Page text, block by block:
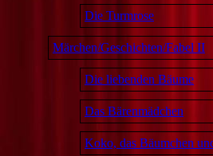
Die Turmrose
Märchen/Geschichten/Fabel II
Die liebenden Bäume
Das Bärenmädchen
Koko, das Bäumchen